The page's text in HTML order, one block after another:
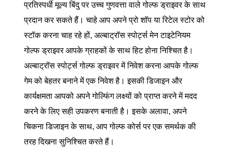
प्रतिस्पर्धी मूल्य बिंदु पर उच्च गुणवत्ता वाले गोल्फ ड्राइवर के साथ
प्रदान कर सकते हैं। चाहे आप अपने प्रो शॉप या रिटेल स्टोर को
स्टॉक करना चाह रहे हों, अल्बाट्रॉस स्पोर्ट्स मेन टाइटेनियम
गोल्फ ड्राइवर आपके ग्राहकों के साथ हिट होना निश्चित है।
अल्बाट्रॉस स्पोर्ट्स गोल्फ ड्राइवर में निवेश करना आपके गोल्फ
गेम को बेहतर बनाने में एक निवेश है। इसकी डिजाइन और
कार्यक्षमता आपको अपने गोल्फिंग लक्ष्यों को प्राप्त करने में मदद
करने के लिए सही उपकरण बनाती है। इसके अलावा, अपने
चिकना डिजाइन के साथ, आप गोल्फ कोर्स पर एक समर्थक की
तरह दिखना सुनिश्चित करते हैं।